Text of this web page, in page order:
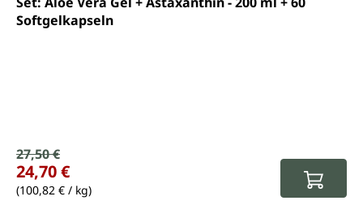
Softgelkapseln
Verkaufspreis:
Regulärer Preis:
27,50 €
24,70 €
(100,82 € / kg)